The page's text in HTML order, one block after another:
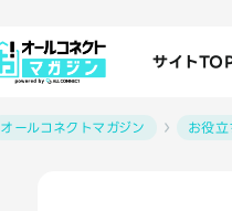
サイト
オールコネクトマガジン お役立